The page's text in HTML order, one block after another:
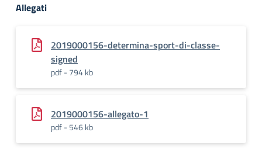
Allegati
2019000156-determina-sport-di-classe-
signed
pdf - 794 kb
2019000156-allegato-1
pdf - 546 kb